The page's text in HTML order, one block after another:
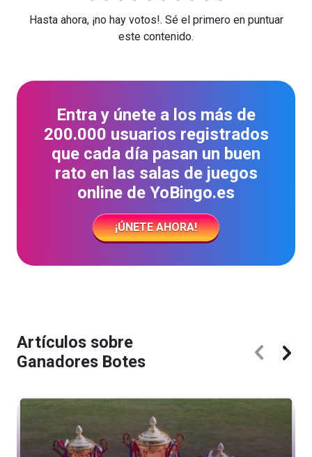
Hasta ahora, ¡no hay votos!. Sé el primero en puntuar
este contenido.
Entra y únete a los más de
200.000 usuarios registrados
que cada día pasan un buen
rato en las salas de juegos
online de YoBingo.es
¡ÚNETE AHORA!
Artículos sobre
Ganadores Botes